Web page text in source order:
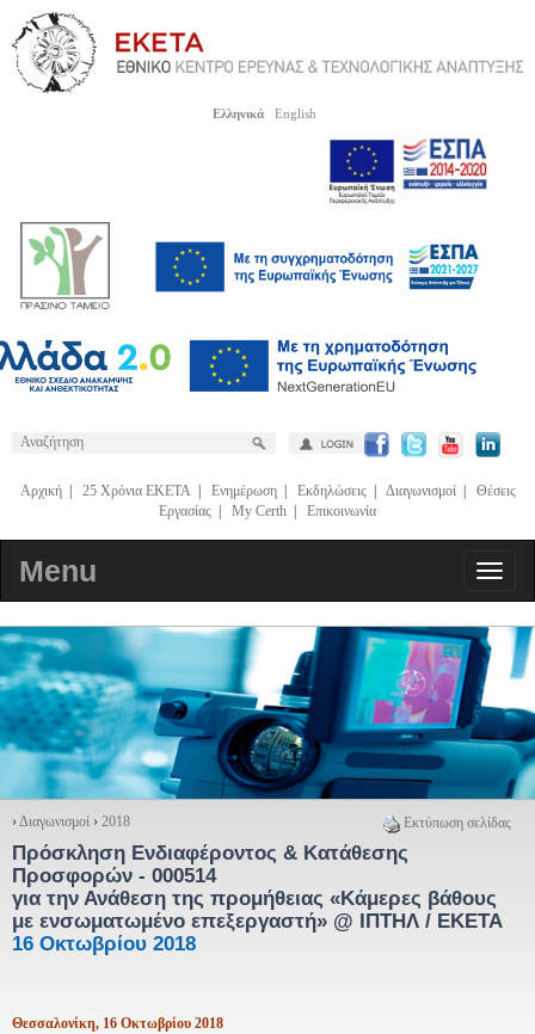
Ελληνικά English
Αρχική| 25 Χρόνια ΕΚΕΤΑ| Ενημέρωση| Εκδηλώσεις| Διαγωνισμοί| Θέσεις
Εργασίας
My Certh Επικοινωνία
Menu
Εκτύπωση σελίδας
›Διαγωνισμοί › 2018
Πρόσκληση Ενδιαφέροντος & Κατάθεσης
Προσφορών - 000514
για την Ανάθεση της προμήθειας «Κάμερες βάθους
με ενσωματωμένο επεξεργαστή» @ ΙΠΤΗΛ / ΕΚΕΤΑ
16 Οκτωβρίου 2018
Θεσσαλονίκη, 16 Οκτωβρίου 2018